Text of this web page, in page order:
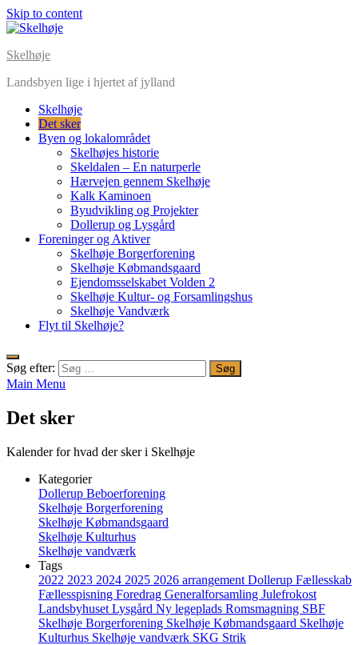
Skip to content
Skelhøje
Landsbyen lige i hjertet af jylland
Skelhøje
Det sker
Byen og lokalområdet
Skelhøjes historie
Skeldalen – En naturperle
Hærvejen gennem Skelhøje
Kalk Kaminoen
Byudvikling og Projekter
Dollerup og Lysgård
Foreninger og Aktiver
Skelhøje Borgerforening
Skelhøje Købmandsgaard
Ejendomsselskabet Volden 2
Skelhøje Kultur- og Forsamlingshus
Skelhøje Vandværk
Flyt til Skelhøje?
Søg efter:
Main Menu
Det sker
Kalender for hvad der sker i Skelhøje
Kategorier
Dollerup Beboerforening
Skelhøje Borgerforening
Skelhøje Købmandsgaard
Skelhøje Kulturhus
Skelhøje vandværk
Tags
2022 2023 2024 2025 2026 arrangement Dollerup Fællesskab
Fællesspisning Foredrag Generalforsamling Julefrokost
Landsbyhuset Lysgård Ny legeplads Romsmagning SBF
Skelhøje Borgerforening Skelhøje Købmandsgaard Skelhøje
Kulturhus Skelhøje vandværk SKG Strik